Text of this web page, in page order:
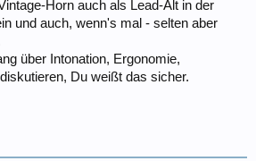
ein grandioses frühes Super-20, 6M, 26M,
dergleichen in Betracht ziehen...
schon ziemlich schwierig ein aktuelles
Preis(Markt?)-Führer Selmer oder
noch 2,5k€ wert ist.
Horn auch als Lead-Alt in der
und auch, wenn's mal - selten aber
über Intonation, Ergonomie,
Du weißt das sicher.